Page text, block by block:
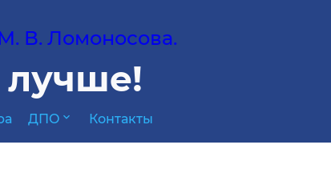
В. Ломоносова.
ДПО expand_more Контакты